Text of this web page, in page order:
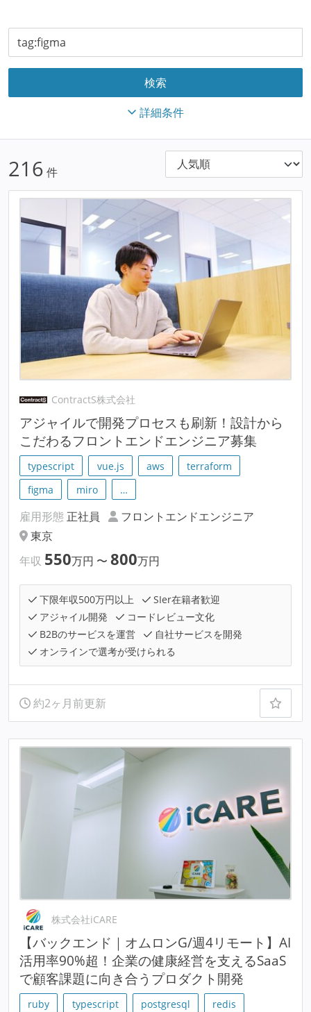
詳細条件
216 件
ContractS株式会社
アジャイルで開発プロセスも刷新！設計から
こだわるフロントエンドエンジニア募集
typescript vue.js aws
terraform
figma
miro …
雇用形態 正社員
フロントエンドエンジニア
東京
年収 550万円 〜 800万円
下限年収500万円以上
SIer在籍者歓迎
アジャイル開発
コードレビュー文化
B2Bのサービスを運営
自社サービスを開発
オンラインで選考が受けられる
約2ヶ月前更新
株式会社iCARE
【バックエンド｜オムロンG/週4リモート】AI
活用率90%超！企業の健康経営を支えるSaaS
で顧客課題に向き合うプロダクト開発
ruby typescript postgresql
redis